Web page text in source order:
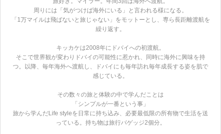
周りには「気がつけば海外にいる」と言われる様になる。
「1万マイルは飛ばないと旅じゃない」をモットーとし、専ら長距離渡航を
繰り返す。
キッカケは2008年にドバイへの初渡航。
そこで世界観が変わりドバイの可能性に惹かれ、同時に海外に興味を持
つ。以降、毎年海外へ渡航し、ドバイにも毎年訪れ毎年成長する姿を肌で
感じている。
その数々の旅と体験の中で学んだことは
「シンプルが一番という事」
旅から学んだLife styleを日常に持ち込み、必要最低限の所有物で生活を送
っている。持ち物は旅行バゲッジ2個分。